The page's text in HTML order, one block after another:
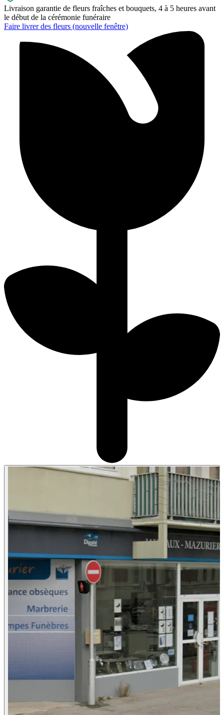
Livraison garantie de fleurs fraîches et bouquets, 4 à 5 heures avant
le début de la cérémonie funéraire
Faire livrer des fleurs (nouvelle fenêtre)